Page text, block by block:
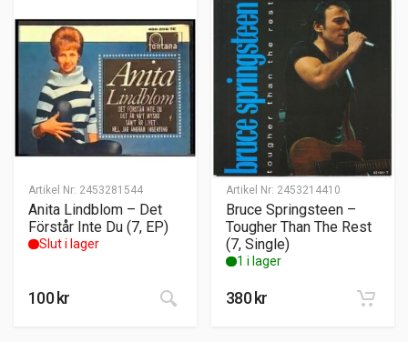
Artikel Nr: 2453281544
Anita Lindblom – Det
Förstår Inte Du (7, EP)
Slut i lager
100 kr
Artikel Nr: 2453214410
Bruce Springsteen –
Tougher Than The Rest
(7, Single)
1 i lager
380 kr